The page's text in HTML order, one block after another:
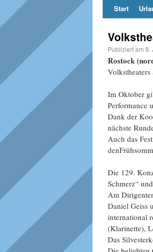
Start
Publiziert am 8.
Rostock
Im Oktober
Performance
Dank der
nächste
Auch das
Die 129.
Schmerz“
Am
Daniel Geiss
international
(Klarinette),
Das